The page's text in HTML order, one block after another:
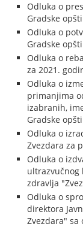
Odluka o
Gradske
Odluka o
Gradske
Odluka o
za 2021.
Odluka o
primanjima
izabranih,
Gradske
Odluka o
Zvezdara za
Odluka o
ultrazvučnog
zdravlja
Odluka o
direktora
Zvezdara" sa